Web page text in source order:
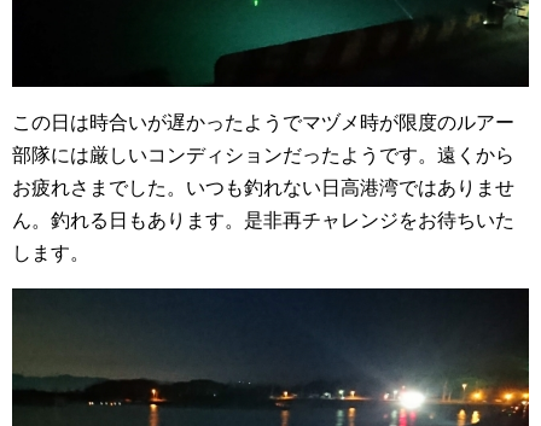
この日は時合いが遅かったようでマヅメ時が限度のルアー
部隊には厳しいコンディションだったようです。遠くから
お疲れさまでした。いつも釣れない日高港湾ではありませ
ん。釣れる日もあります。是非再チャレンジをお待ちいた
します。